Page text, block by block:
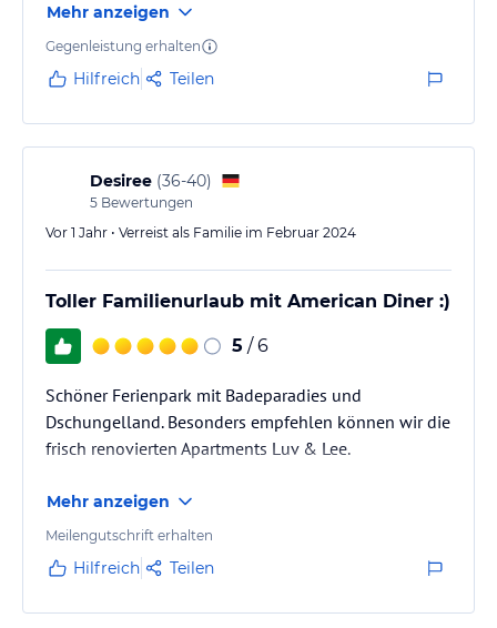
Mehr anzeigen
Gegenleistung erhalten
Hilfreich Teilen
Desiree (36-40)
5 Bewertungen
Vor 1 Jahr • Verreist als Familie im Februar 2024
Toller Familienurlaub mit American Diner :)
5 / 6
Schöner Ferienpark mit Badeparadies und
Dschungelland. Besonders empfehlen können wir die
frisch renovierten Apartments Luv & Lee.
Mehr anzeigen
Meilengutschrift erhalten
Hilfreich Teilen